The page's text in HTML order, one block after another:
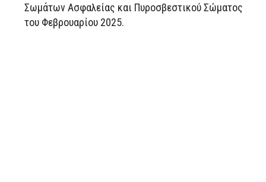
Σωμάτων Ασφαλείας και Πυροσβεστικού Σώματος
του Φεβρουαρίου 2025.